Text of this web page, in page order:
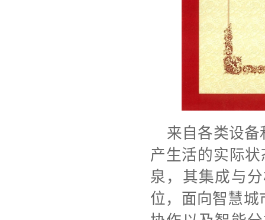
来自各类设
产生活的实际
泉，其集成与
位，面向智慧